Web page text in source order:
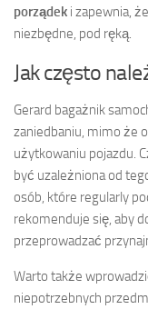
porządek i zapewnia,
niezbędne, pod ręką.
Jak często
Gerard bagażnik
zaniedbaniu, mimo że
użytkowaniu pojazdu.
być uzależniona od
osób, które regularly
rekomenduje się, aby
przeprowadzać
Warto także
niepotrzebnych